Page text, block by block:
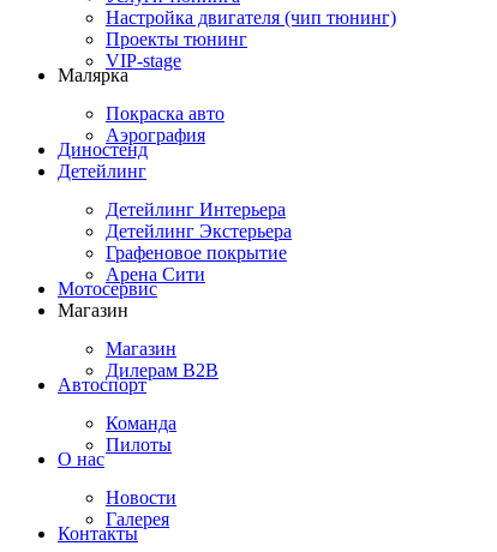
Настройка двигателя (чип тюнинг)
Проекты тюнинг
VIP-stage
Малярка
Покраска авто
Аэрография
Диностенд
Детейлинг
Детейлинг Интерьера
Детейлинг Экстерьера
Графеновое покрытие
Арена Сити
Мотосервис
Магазин
Магазин
Дилерам B2B
Автоспорт
Команда
Пилоты
О нас
Новости
Галерея
Контакты